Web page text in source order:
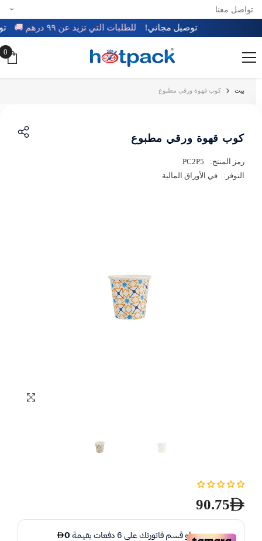
تخطي إلى المحتوى
تواصل معنا
توصيل مجاني! للطلبات التي تزيد عن ٩٩ درهم 🚚
0
0
بيت كوب قهوة ورقي مطبوع
كوب قهوة ورقي مطبوع
رمز المنتج:
PC2P5
التوفر:
في الأوراق المالية
90.75